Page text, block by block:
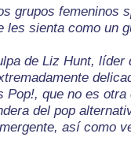
grupos femeninos
les sienta como un
de Liz Hunt, líder
que no es
del pop
así como